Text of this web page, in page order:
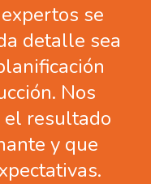
se
detalle sea
Nos
el resultado
y que